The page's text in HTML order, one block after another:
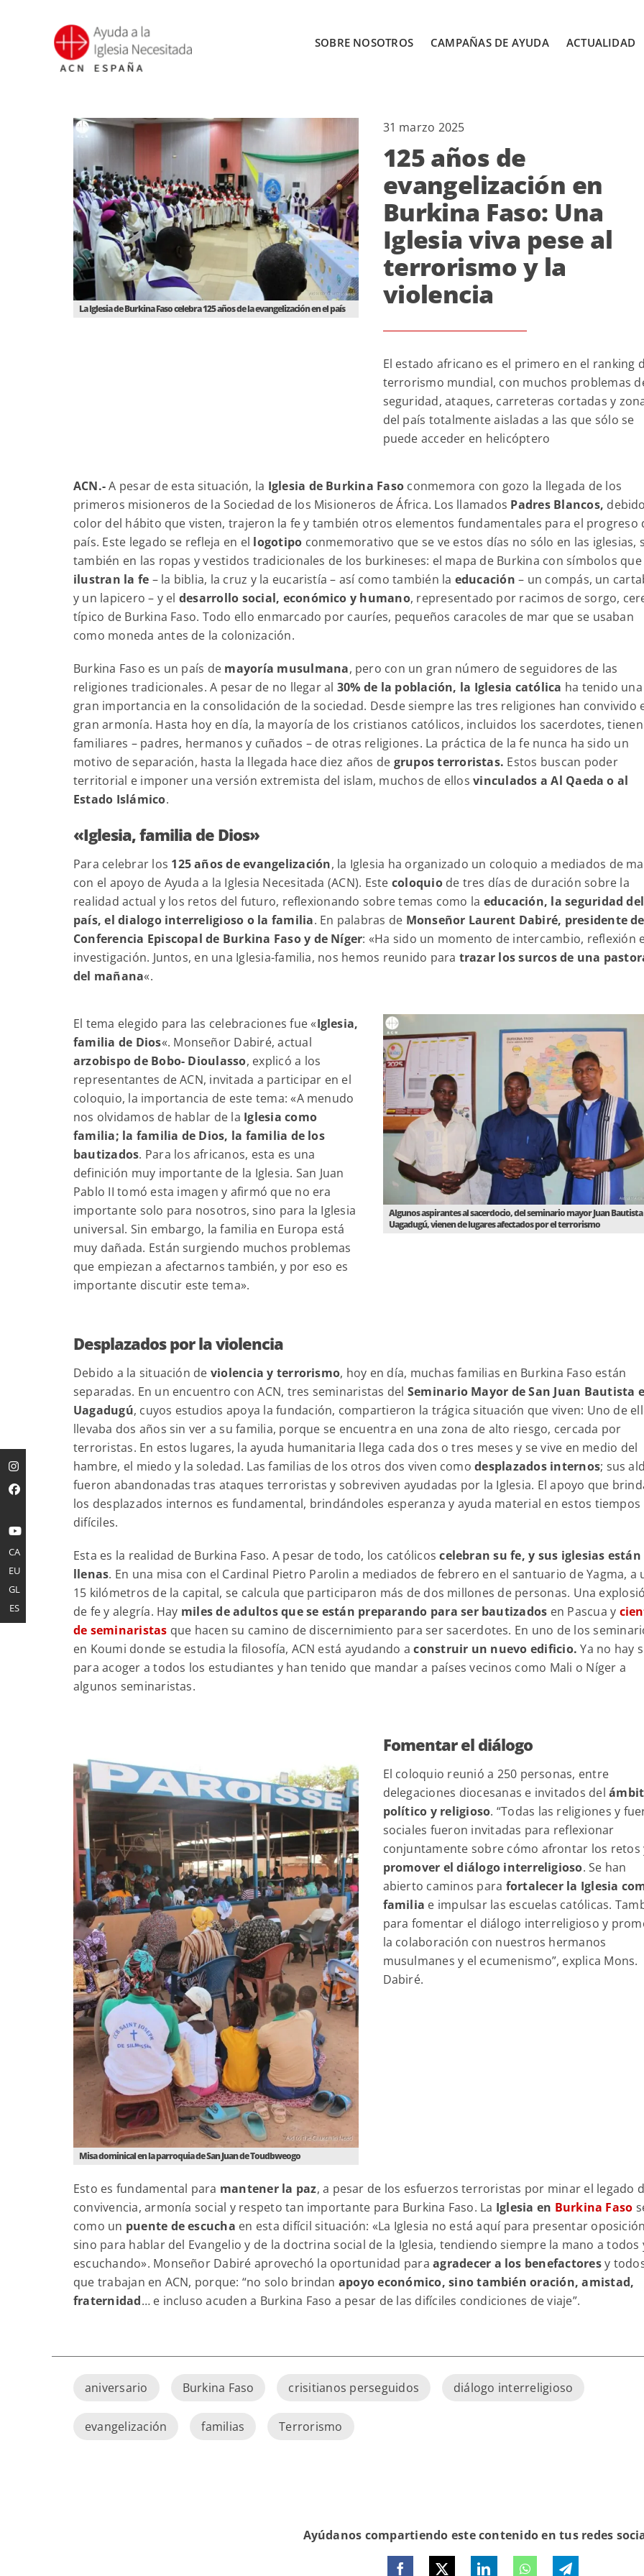
contenido
SOBRE NOSOTROS CAMPAÑAS DE AYUDA ACTUALIDAD
La Iglesia de Burkina Faso celebra 125 años de la evangelización en el país
31 marzo 2025
125 años de
evangelización en
Burkina Faso: Una
Iglesia viva pese al
terrorismo y la
violencia
El estado africano es el primero en el ranking
terrorismo mundial, con muchos problemas
seguridad, ataques, carreteras cortadas y
del país totalmente aisladas a las que sólo se
puede acceder en helicóptero
ACN.-A pesar de esta situación, la Iglesia de Burkina Faso conmemora con gozo la llegada de los
primeros misioneros de la Sociedad de los Misioneros de África. Los llamados Padres Blancos,
color del hábito que visten, trajeron la fe y también otros elementos fundamentales para el progreso
país. Este legado se refleja en el logotipo conmemorativo que se ve estos días no sólo en las iglesias,
también en las ropas y vestidos tradicionales de los burkineses: el mapa de Burkina con símbolos que
ilustran la fe – la biblia, la cruz y la eucaristía – así como también la educación – un compás, un
y un lapicero – y el desarrollo social, económico y humano, representado por racimos de sorgo,
típico de Burkina Faso. Todo ello enmarcado por cauríes, pequeños caracoles de mar que se usaban
como moneda antes de la colonización.
Burkina Faso es un país de mayoría musulmana, pero con un gran número de seguidores de las
religiones tradicionales. A pesar de no llegar al 30% de la población, la Iglesia católica ha tenido una
gran importancia en la consolidación de la sociedad. Desde siempre las tres religiones han convivido
gran armonía. Hasta hoy en día, la mayoría de los cristianos católicos, incluidos los sacerdotes, tienen
familiares – padres, hermanos y cuñados – de otras religiones. La práctica de la fe nunca ha sido un
motivo de separación, hasta la llegada hace diez años de grupos terroristas. Estos buscan poder
territorial e imponer una versión extremista del islam, muchos de ellosvinculados a Al Qaeda o al
Estado Islámico.
«Iglesia, familia de Dios»
Para celebrar los 125 años de evangelización, la Iglesia ha organizado un coloquio a mediados de
con el apoyo de Ayuda a la Iglesia Necesitada (ACN). Este coloquiode tres días de duración sobre la
realidad actual y los retos del futuro, reflexionando sobre temas como la educación, la seguridad del
país, el dialogo interreligioso o la familia. En palabras de Monseñor Laurent Dabiré, presidente
Conferencia Episcopal de Burkina Faso y de Níger: «Ha sido un momento de intercambio, reflexión
investigación. Juntos, en una Iglesia-familia, nos hemos reunido para trazar los surcos de una
del mañana«.
El tema elegido para las celebraciones fue «Iglesia,
familia de Dios«. Monseñor Dabiré, actual
arzobispo de Bobo- Dioulasso, explicó a los
representantes de ACN, invitada a participar en el
coloquio, la importancia de este tema: «A menudo
nos olvidamos de hablar de la Iglesia como
familia; la familia de Dios, la familia de los
bautizados. Para los africanos, esta es una
definición muy importante de la Iglesia. San Juan
Pablo II tomó esta imagen y afirmó que no era
importante solo para nosotros, sino para la Iglesia
universal. Sin embargo, la familia en Europa está
muy dañada. Están surgiendo muchos problemas
que empiezan a afectarnos también, y por eso es
importante discutir este tema».
Algunos aspirantes al sacerdocio, del seminario mayor Juan Bautista
Uagadugú, vienen de lugares afectados por el terrorismo
Desplazados por la violencia
Debido a la situación de violencia y terrorismo, hoy en día, muchas familias en Burkina Faso están
separadas. En un encuentro con ACN, tres seminaristas del Seminario Mayor de San Juan Bautista
Uagadugú, cuyos estudios apoya la fundación, compartieron la trágica situación que viven: Uno de
llevaba dos años sin ver a su familia, porque se encuentra en una zona de alto riesgo, cercada por
terroristas. En estos lugares, la ayuda humanitaria llega cada dos o tres meses y se vive en medio del
hambre, el miedo y la soledad. Las familias de los otros dos viven comodesplazados internos; sus
fueron abandonadas tras ataques terroristas y sobreviven ayudadas por la Iglesia. El apoyo que
los desplazados internos es fundamental, brindándoles esperanza y ayuda material en estos tiempos
difíciles.
Esta es la realidad de Burkina Faso. A pesar de todo, los católicoscelebran su fe, y sus iglesias están
llenas. En una misa con el Cardinal Pietro Parolin a mediados de febrero en el santuario de Yagma, a
15 kilómetros de la capital, se calcula que participaron más de dos millones de personas. Una
de fe y alegría. Hay miles de adultos que se están preparando para ser bautizados en Pascua y
de seminaristas que hacen su camino de discernimiento para ser sacerdotes. En uno de los
en Koumi donde se estudia la filosofía, ACN está ayudando aconstruir un nuevo edificio.Ya no hay
para acoger a todos los estudiantes y han tenido que mandar a países vecinos como Mali o Níger a
algunos seminaristas.
Misa dominical en la parroquia de San Juan de Toudbweogo
Fomentar el diálogo
El coloquio reunió a 250 personas, entre
delegaciones diocesanas e invitados del
político y religioso. “Todas las religiones y
sociales fueron invitadas para reflexionar
conjuntamente sobre cómo afrontar los retos
promover el diálogo interreligioso. Se han
abierto caminos para fortalecer la Iglesia
familia e impulsar las escuelas católicas.
para fomentar el diálogo interreligioso y
la colaboración con nuestros hermanos
musulmanes y el ecumenismo”, explica Mons.
Dabiré.
Esto es fundamental para mantener la paz, a pesar de los esfuerzos terroristas por minar el legado
convivencia, armonía social y respeto tan importante para Burkina Faso. La Iglesia en Burkina Faso
como un puente de escucha en esta difícil situación: «La Iglesia no está aquí para presentar
sino para hablar del Evangelio y de la doctrina social de la Iglesia, tendiendo siempre la mano a todos
escuchando». Monseñor Dabiré aprovechó la oportunidad paraagradecer a los benefactoresy
que trabajan en ACN, porque: “no solo brindan apoyo económico, sino también oración, amistad,
fraternidad… e incluso acuden a Burkina Faso a pesar de las difíciles condiciones de viaje”.
aniversario Burkina Faso crisitianos perseguidos diálogo interreligioso
evangelización familias Terrorismo
Ayúdanos compartiendo este contenido en tus redes
CA
EU
GL
ES